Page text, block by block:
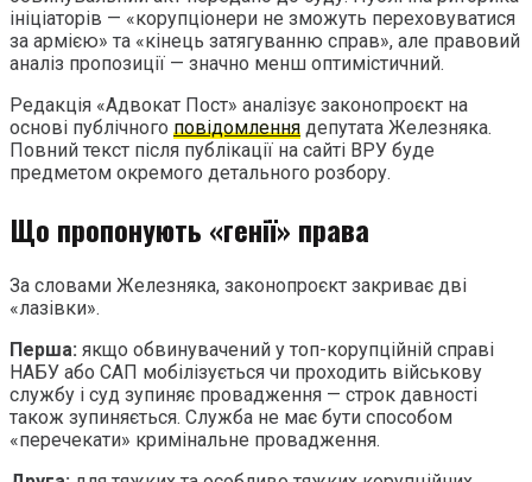
ініціаторів — «корупціонери не зможуть переховуватися
за армією» та «кінець затягуванню справ», але правовий
аналіз пропозиції — значно менш оптимістичний.
Редакція «Адвокат Пост» аналізує законопроєкт на
основі публічного повідомлення депутата Железняка.
Повний текст після публікації на сайті ВРУ буде
предметом окремого детального розбору.
Що пропонують «генії» права
За словами Железняка, законопроєкт закриває дві
«лазівки».
Перша: якщо обвинувачений у топ-корупційній справі
НАБУ або САП мобілізується чи проходить військову
службу і суд зупиняє провадження — строк давності
також зупиняється. Служба не має бути способом
«перечекати» кримінальне провадження.